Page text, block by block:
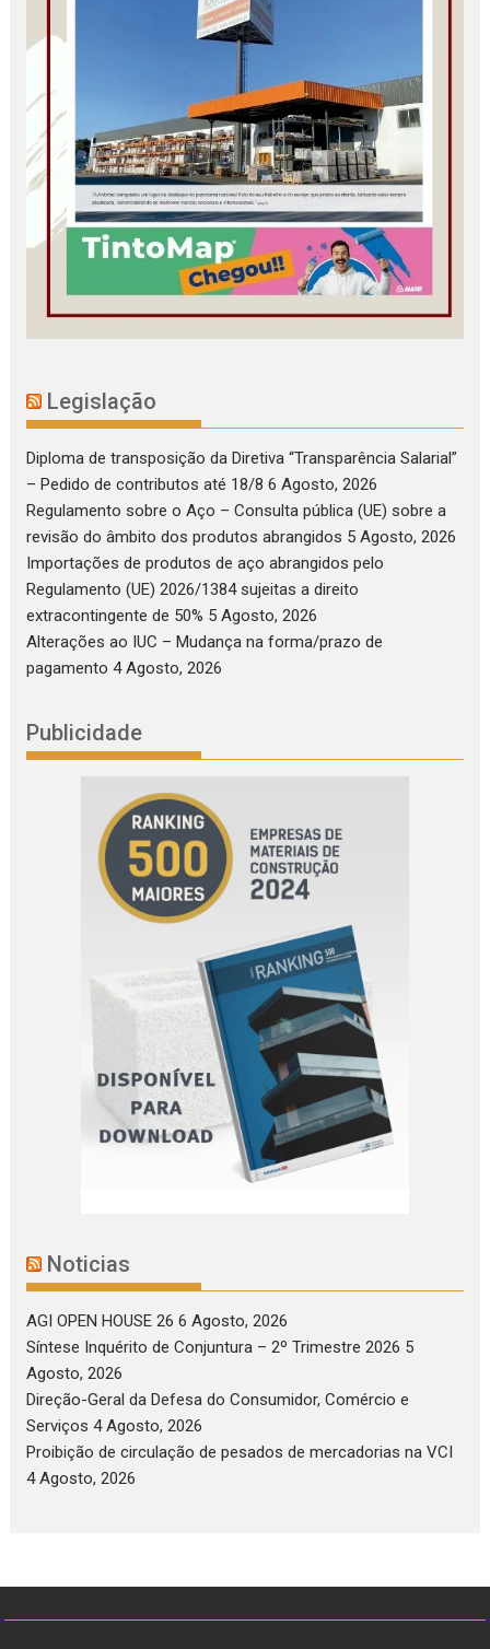
Legislação
Diploma de transposição da Diretiva “Transparência Salarial”
– Pedido de contributos até 18/8 6 Agosto, 2026
Regulamento sobre o Aço – Consulta pública (UE) sobre a
revisão do âmbito dos produtos abrangidos 5 Agosto, 2026
Importações de produtos de aço abrangidos pelo
Regulamento (UE) 2026/1384 sujeitas a direito
extracontingente de 50% 5 Agosto, 2026
Alterações ao IUC – Mudança na forma/prazo de
pagamento 4 Agosto, 2026
Publicidade
Noticias
AGI OPEN HOUSE 26 6 Agosto, 2026
Síntese Inquérito de Conjuntura – 2º Trimestre 2026 5
Agosto, 2026
Direção-Geral da Defesa do Consumidor, Comércio e
Serviços 4 Agosto, 2026
Proibição de circulação de pesados de mercadorias na VCI
4 Agosto, 2026